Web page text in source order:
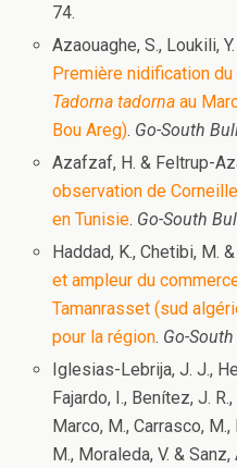
74.
Azaouaghe, S., Loukili,
Première nidification du
Tadorna tadorna au
Bou Areg). Go-South
Azafzaf, H. & Feltrup-
observation de
en Tunisie. Go-South
Haddad, K., Chetibi, M.
et ampleur du
Tamanrasset (sud
pour la région. Go-
Iglesias-Lebrija, J. J.,
Fajardo, I., Benítez, J.
Marco, M., Carrasco,
M., Moraleda, V. &